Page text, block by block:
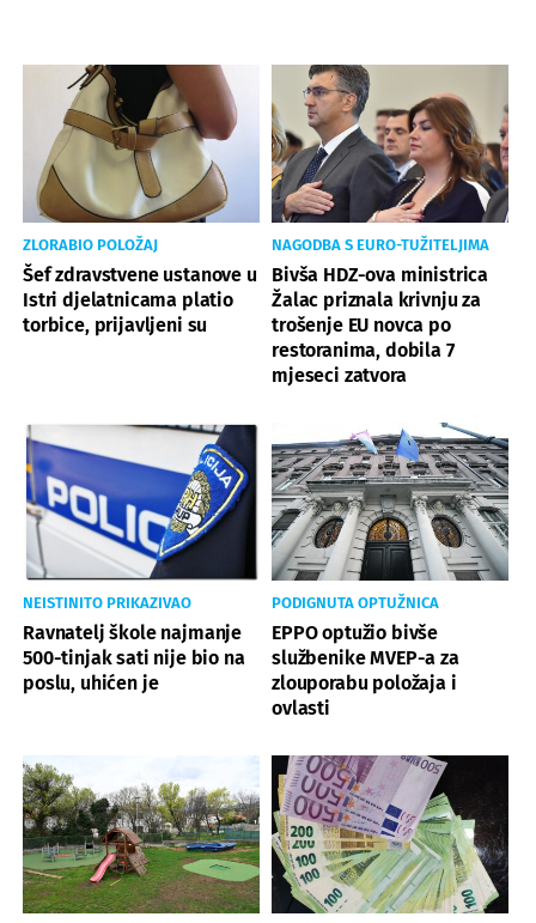
ZLORABIO POLOŽAJ
Šef zdravstvene ustanove u
Istri djelatnicama platio
torbice, prijavljeni su
NAGODBA S EURO-TUŽITELJIMA
Bivša HDZ-ova ministrica
Žalac priznala krivnju za
trošenje EU novca po
restoranima, dobila 7
mjeseci zatvora
NEISTINITO PRIKAZIVAO
Ravnatelj škole najmanje
500-tinjak sati nije bio na
poslu, uhićen je
PODIGNUTA OPTUŽNICA
EPPO optužio bivše
službenike MVEP-a za
zlouporabu položaja i
ovlasti